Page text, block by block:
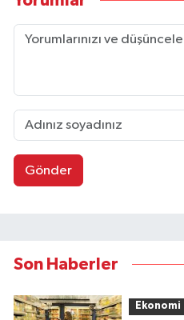
Gönder
Son Haberler
Ekonomi